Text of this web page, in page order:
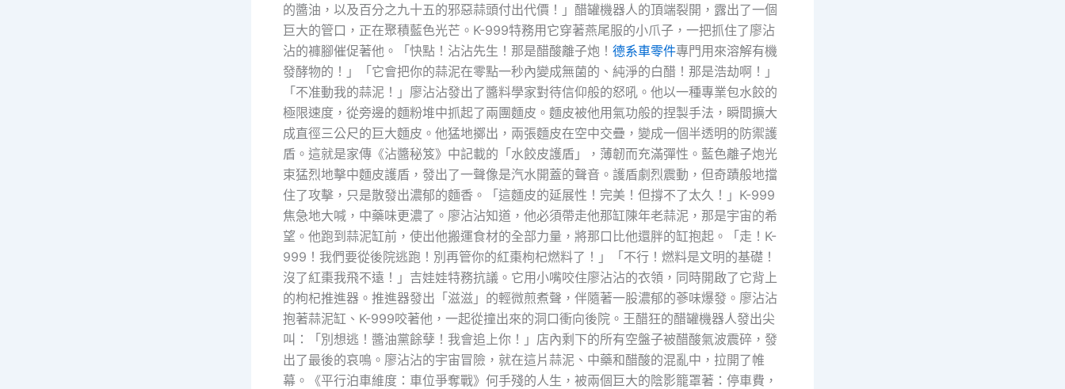
的醬油，以及百分之九十五的邪惡蒜頭付出代價！」醋罐機器人的頂端裂開，露出了一個
巨大的管口，正在聚積藍色光芒。K-999特務用它穿著燕尾服的小爪子，一把抓住了廖沾
沾的褲腳催促著他。「快點！沾沾先生！那是醋酸離子炮！ 德系車零件專門用來溶解有機
發酵物的！」「它會把你的蒜泥在零點一秒內變成無菌的、純淨的白醋！那是浩劫啊！」
「不准動我的蒜泥！」廖沾沾發出了醬料學家對待信仰般的怒吼。他以一種專業包水餃的
極限速度，從旁邊的麵粉堆中抓起了兩團麵皮。麵皮被他用氣功般的捏製手法，瞬間擴大
成直徑三公尺的巨大麵皮。他猛地擲出，兩張麵皮在空中交疊，變成一個半透明的防禦護
盾。這就是家傳《沾醬秘笈》中記載的「水餃皮護盾」，薄韌而充滿彈性。藍色離子炮光
束猛烈地擊中麵皮護盾，發出了一聲像是汽水開蓋的聲音。護盾劇烈震動，但奇蹟般地擋
住了攻擊，只是散發出濃郁的麵香。「這麵皮的延展性！完美！但撐不了太久！」K-999
焦急地大喊，中藥味更濃了。廖沾沾知道，他必須帶走他那缸陳年老蒜泥，那是宇宙的希
望。他跑到蒜泥缸前，使出他搬運食材的全部力量，將那口比他還胖的缸抱起。「走！K-
999！我們要從後院逃跑！別再管你的紅棗枸杞燃料了！」「不行！燃料是文明的基礎！
沒了紅棗我飛不遠！」吉娃娃特務抗議。它用小嘴咬住廖沾沾的衣領，同時開啟了它背上
的枸杞推進器。推進器發出「滋滋」的輕微煎煮聲，伴隨著一股濃郁的蔘味爆發。廖沾沾
抱著蒜泥缸、K-999咬著他，一起從撞出來的洞口衝向後院。王醋狂的醋罐機器人發出尖
叫：「別想逃！醬油黨餘孽！我會追上你！」店內剩下的所有空盤子被醋酸氣波震碎，發
出了最後的哀鳴。廖沾沾的宇宙冒險，就在這片蒜泥、中藥和醋酸的混亂中，拉開了帷
幕。《平行泊車維度：車位爭奪戰》何手殘的人生，被兩個巨大的陰影籠罩著：停車費，